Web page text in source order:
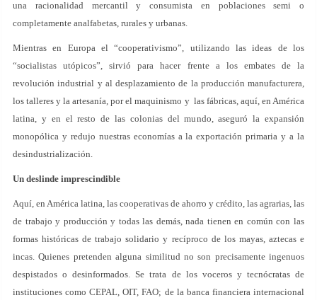
una racionalidad mercantil y consumista en poblaciones semi o
completamente analfabetas, rurales y urbanas.
Mientras en Europa el “cooperativismo”, utilizando las ideas de los
“socialistas utópicos”, sirvió para hacer frente a los embates de la
revolución industrial y al desplazamiento de la producción manufacturera,
los talleres y la artesanía, por el maquinismo y las fábricas, aquí, en América
latina, y en el resto de las colonias del mundo, aseguró la expansión
monopólica y redujo nuestras economías a la exportación primaria y a la
desindustrialización.
Un deslinde imprescindible
Aquí, en América latina, las cooperativas de ahorro y crédito, las agrarias, las
de trabajo y producción y todas las demás, nada tienen en común con las
formas históricas de trabajo solidario y recíproco de los mayas, aztecas e
incas. Quienes pretenden alguna similitud no son precisamente ingenuos
despistados o desinformados. Se trata de los voceros y tecnócratas de
instituciones como CEPAL, OIT, FAO; de la banca financiera internacional